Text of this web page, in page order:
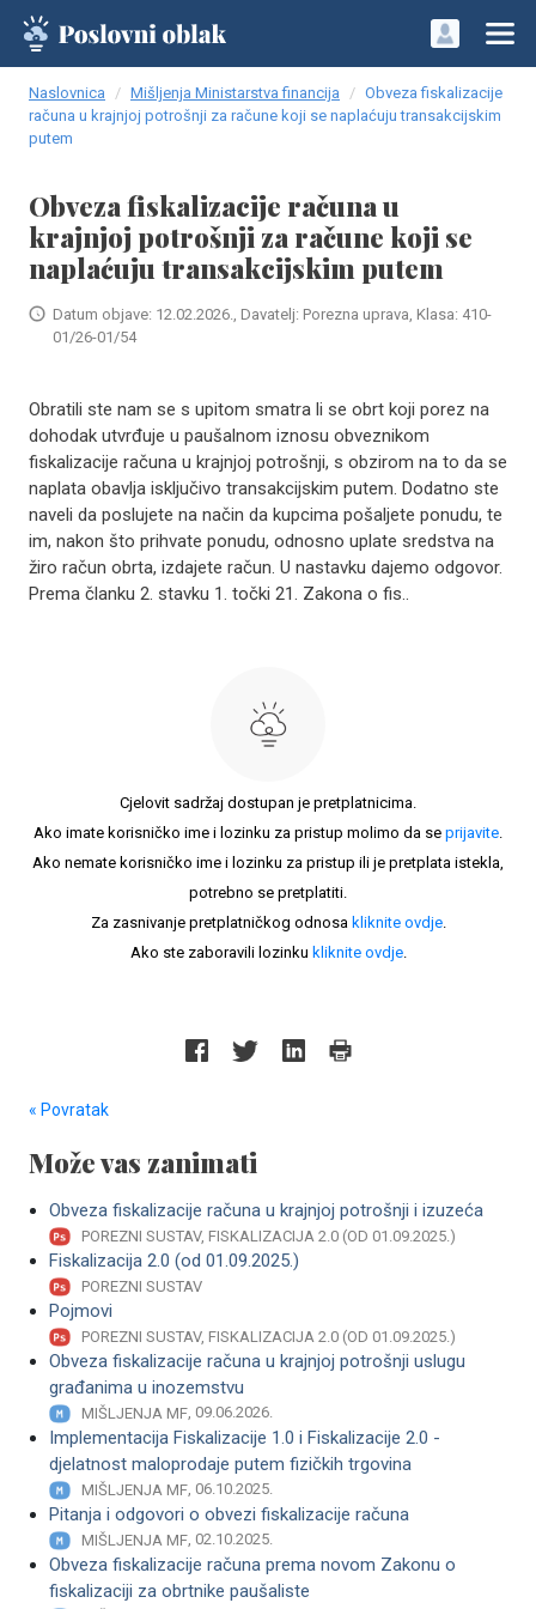
Naslovnica Mišljenja Ministarstva financija
Obveza fiskalizacije
računa u krajnjoj potrošnji za račune koji se naplaćuju transakcijskim
putem
Obveza fiskalizacije računa u
krajnjoj potrošnji za račune koji se
naplaćuju transakcijskim putem
Datum objave: 12.02.2026., Davatelj: Porezna uprava, Klasa: 410-
01/26-01/54
Obratili ste nam se s upitom smatra li se obrt koji porez na
dohodak utvrđuje u paušalnom iznosu obveznikom
fiskalizacije računa u krajnjoj potrošnji, s obzirom na to da se
naplata obavlja isključivo transakcijskim putem. Dodatno ste
naveli da poslujete na način da kupcima pošaljete ponudu, te
im, nakon što prihvate ponudu, odnosno uplate sredstva na
žiro račun obrta, izdajete račun. U nastavku dajemo odgovor.
Prema članku 2. stavku 1. točki 21. Zakona o fis..
Cjelovit sadržaj dostupan je pretplatnicima.
Ako imate korisničko ime i lozinku za pristup molimo da se prijavite.
Ako nemate korisničko ime i lozinku za pristup ili je pretplata istekla,
potrebno se pretplatiti.
Za zasnivanje pretplatničkog odnosa kliknite ovdje.
Ako ste zaboravili lozinku kliknite ovdje.
« Povratak
Može vas zanimati
Obveza fiskalizacije računa u krajnjoj potrošnji i izuzeća
POREZNI SUSTAV, FISKALIZACIJA 2.0 (OD 01.09.2025.)
Fiskalizacija 2.0 (od 01.09.2025.)
POREZNI SUSTAV
Pojmovi
POREZNI SUSTAV, FISKALIZACIJA 2.0 (OD 01.09.2025.)
Obveza fiskalizacije računa u krajnjoj potrošnji uslugu
građanima u inozemstvu
MIŠLJENJA MF, 09.06.2026.
Implementacija Fiskalizacije 1.0 i Fiskalizacije 2.0 -
djelatnost maloprodaje putem fizičkih trgovina
MIŠLJENJA MF, 06.10.2025.
Pitanja i odgovori o obvezi fiskalizacije računa
MIŠLJENJA MF, 02.10.2025.
Obveza fiskalizacije računa prema novom Zakonu o
fiskalizaciji za obrtnike paušaliste